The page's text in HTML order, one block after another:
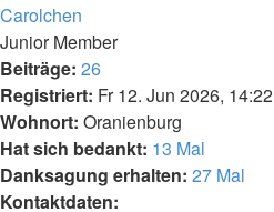
Carolchen
Junior Member
Beiträge: 26
Registriert: Fr 12. Jun 2026, 14:22
Wohnort: Oranienburg
Hat sich bedankt: 13 Mal
Danksagung erhalten: 27 Mal
Kontaktdaten: